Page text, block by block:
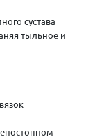
сустава
тыльное и